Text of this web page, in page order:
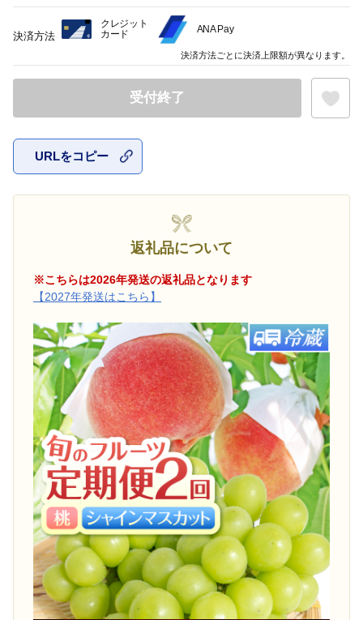
受付終了
URLをコピー
返礼品について
※こちらは2026年発送の返礼品となります
【2027年発送はこちら】
決済方法
クレジット
カード
ANA Pay
決済方法ごとに決済上限額が異なります。